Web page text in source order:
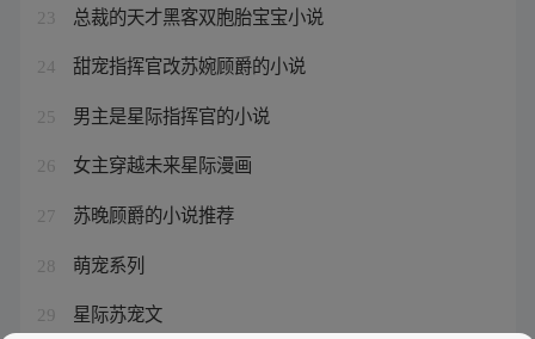
23 总裁的天才黑客双胞胎宝宝小说
24 甜宠指挥官改苏婉顾爵的小说
25 男主是星际指挥官的小说
26 女主穿越未来星际漫画
27 苏晚顾爵的小说推荐
28 萌宠系列
29 星际苏宠文